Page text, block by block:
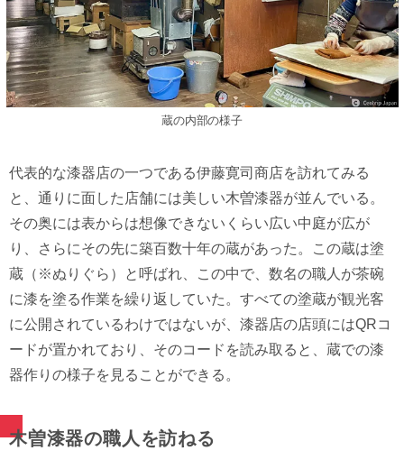
蔵の内部の様子
代表的な漆器店の一つである伊藤寛司商店を訪れてみる
と、通りに面した店舗には美しい木曽漆器が並んでいる。
その奥には表からは想像できないくらい広い中庭が広が
り、さらにその先に築百数十年の蔵があった。この蔵は塗
蔵（※ぬりぐら）と呼ばれ、この中で、数名の職人が茶碗
に漆を塗る作業を繰り返していた。すべての塗蔵が観光客
に公開されているわけではないが、漆器店の店頭にはQRコ
ードが置かれており、そのコードを読み取ると、蔵での漆
器作りの様子を見ることができる。
木曽漆器の職人を訪ねる